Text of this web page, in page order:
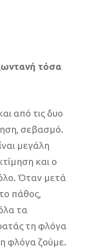
τόσα
από τις δυο
σεβασμό.
μεγάλη
και ο
Όταν μετά
πάθος,
τα
τη φλόγα
φλόγα ζούμε.